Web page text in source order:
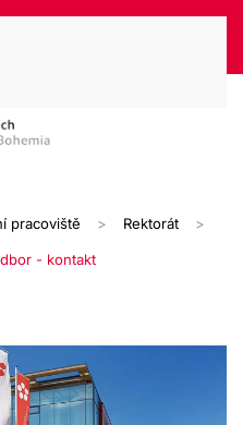
pracoviště Rektorát
- kontakt